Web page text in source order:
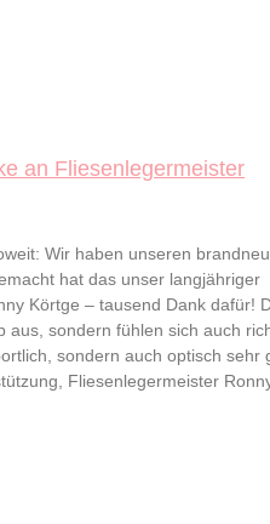
an Fliesenlegermeister
Wir haben unseren
hat das unser langjähriger
Körtge – tausend Dank dafür!
aus, sondern fühlen sich auch
sondern auch optisch sehr
Fliesenlegermeister